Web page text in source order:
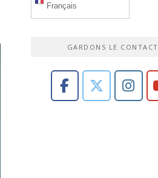
Français
GARDONS LE CONTACT